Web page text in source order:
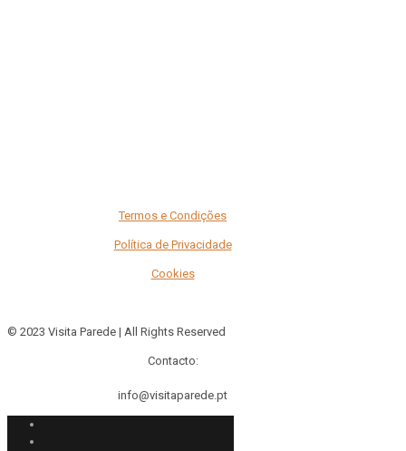
Termos e Condições
Política de Privacidade
Cookies
© 2023 Visita Parede | All Rights Reserved
Contacto:
info@visitaparede.pt